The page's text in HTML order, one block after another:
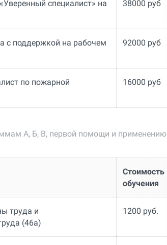
специалист» на
38000 руб
с поддержкой на рабочем
92000 руб
по пожарной
16000 руб
А, Б, В, первой помощи и применению
Стоимость
обучения
труда и
(46а)
1200 руб.